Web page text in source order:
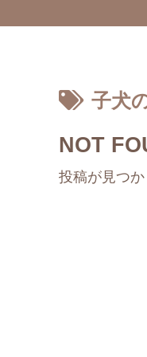
子犬
NOT
投稿が見つか